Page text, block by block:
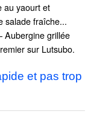
au yaourt et
salade fraîche...
Aubergine grillée
sur Lutsubo.
et pas trop